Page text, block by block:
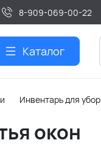
8-909-069-00-22
Каталог
Инвентарь для
окон